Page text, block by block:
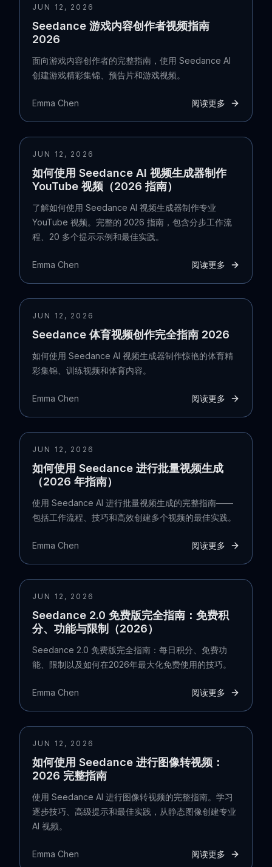
JUN 12, 2026
Seedance 游戏内容创作者视频指南
2026
面向游戏内容创作者的完整指南，使用 Seedance AI
创建游戏精彩集锦、预告片和游戏视频。
Emma Chen 阅读更多
JUN 12, 2026
如何使用 Seedance AI 视频生成器制作
YouTube 视频（2026 指南）
了解如何使用 Seedance AI 视频生成器制作专业
YouTube 视频。完整的 2026 指南，包含分步工作流
程、20 多个提示示例和最佳实践。
Emma Chen 阅读更多
JUN 12, 2026
Seedance 体育视频创作完全指南 2026
如何使用 Seedance AI 视频生成器制作惊艳的体育精
彩集锦、训练视频和体育内容。
Emma Chen 阅读更多
JUN 12, 2026
如何使用 Seedance 进行批量视频生成
（2026 年指南）
使用 Seedance AI 进行批量视频生成的完整指南——
包括工作流程、技巧和高效创建多个视频的最佳实践。
Emma Chen 阅读更多
JUN 12, 2026
Seedance 2.0 免费版完全指南：免费积
分、功能与限制（2026）
Seedance 2.0 免费版完全指南：每日积分、免费功
能、限制以及如何在2026年最大化免费使用的技巧。
Emma Chen 阅读更多
JUN 12, 2026
如何使用 Seedance 进行图像转视频：
2026 完整指南
使用 Seedance AI 进行图像转视频的完整指南。学习
逐步技巧、高级提示和最佳实践，从静态图像创建专业
AI 视频。
Emma Chen 阅读更多